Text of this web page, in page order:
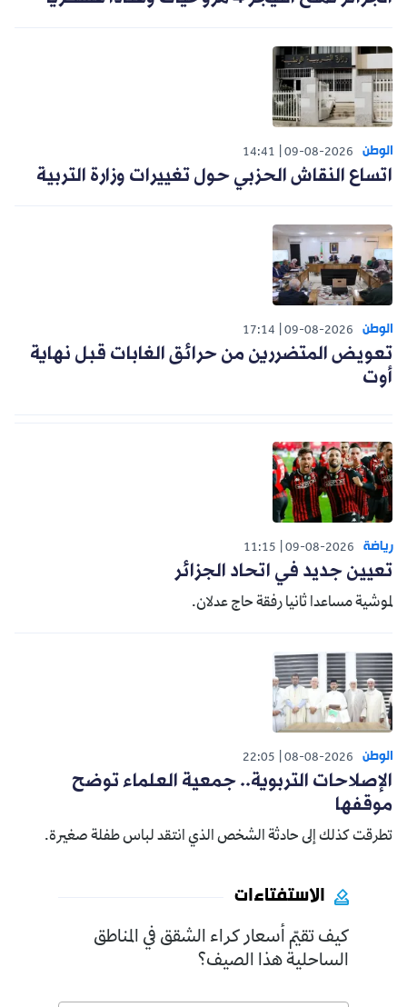
الوطن 09-08-2026
14:41
اتساع النقاش الحزبي حول تغييرات وزارة التربية
الوطن 09-08-2026
17:14
تعويض المتضررين من حرائق الغابات قبل نهاية
أوت
رياضة 09-08-2026
11:15
تعيين جديد في اتحاد الجزائر
لموشية مساعدا ثانيا رفقة حاج عدلان.
الوطن 08-08-2026
22:05
الإصلاحات التربوية.. جمعية العلماء توضح
موقفها
تطرقت كذلك إلى حادثة الشخص الذي انتقد لباس طفلة صغيرة.
الاستفتاءات
كيف تقيّم أسعار كراء الشقق في المناطق
الساحلية هذا الصيف؟